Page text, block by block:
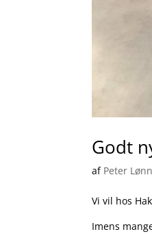
Godt
af Peter
Vi vil hos
Imens